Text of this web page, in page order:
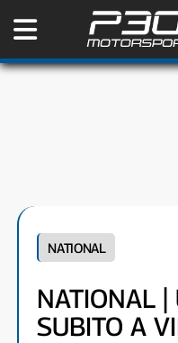
NATIONAL
NATIONAL |
SUBITO A